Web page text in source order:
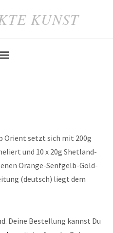
KUNST
Orient setzt sich mit 200g
und 10 x 20g Shetland-
Orange-Senfgelb-Gold-
(deutsch) liegt dem
Deine Bestellung kannst Du